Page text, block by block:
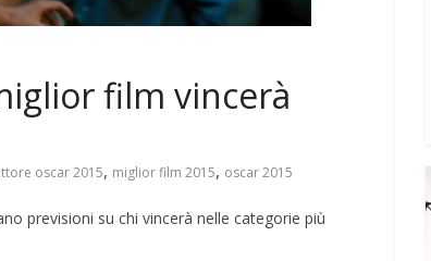
film vincerà
oscar 2015, miglior film 2015, oscar 2015
previsioni su chi vincerà nelle categorie più